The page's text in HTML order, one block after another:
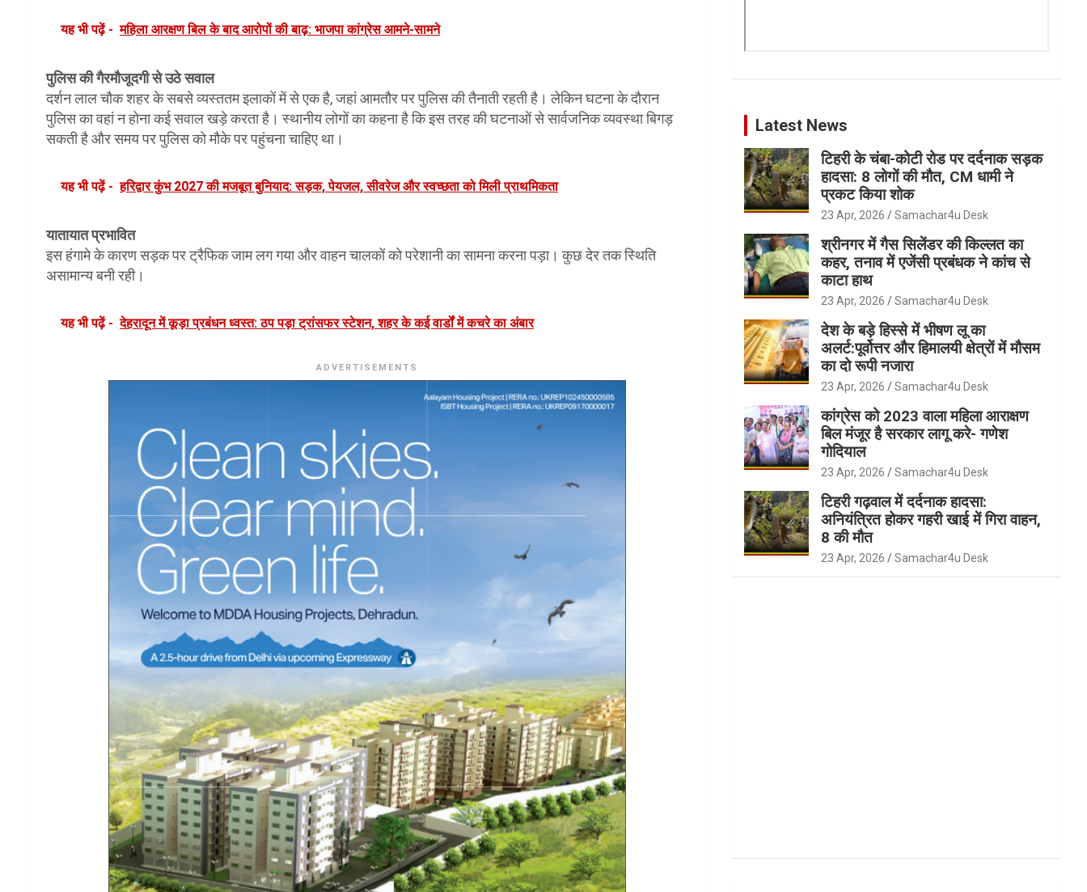
यह भी पढ़ें - महिला आरक्षण बिल के बाद आरोपों की बाढ़: भाजपा कांग्रेस आमने-सामने
पुलिस की गैरमौजूदगी से उठे सवाल
दर्शन लाल चौक शहर के सबसे व्यस्ततम इलाकों में से एक है, जहां आमतौर पर पुलिस की तैनाती रहती है। लेकिन घटना के दौरान
पुलिस का वहां न होना कई सवाल खड़े करता है। स्थानीय लोगों का कहना है कि इस तरह की घटनाओं से सार्वजनिक व्यवस्था बिगड़
सकती है और समय पर पुलिस को मौके पर पहुंचना चाहिए था।
यह भी पढ़ें - हरिद्वार कुंभ 2027 की मजबूत बुनियाद: सड़क, पेयजल, सीवरेज और स्वच्छता को मिली प्राथमिकता
यातायात प्रभावित
इस हंगामे के कारण सड़क पर ट्रैफिक जाम लग गया और वाहन चालकों को परेशानी का सामना करना पड़ा। कुछ देर तक स्थिति
असामान्य बनी रही।
यह भी पढ़ें - देहरादून में कूड़ा प्रबंधन ध्वस्त: ठप पड़ा ट्रांसफर स्टेशन, शहर के कई वार्डों में कचरे का अंबार
ADVERTISEMENTS
Latest News
टिहरी के चंबा-कोटी रोड पर दर्दनाक सड़क
हादसा: 8 लोगों की मौत, CM धामी ने
प्रकट किया शोक
23 Apr, 2026 Samachar4u Desk
श्रीनगर में गैस सिलेंडर की किल्लत का
कहर, तनाव में एजेंसी प्रबंधक ने कांच से
काटा हाथ
23 Apr, 2026 Samachar4u Desk
देश के बड़े हिस्से में भीषण लू का
अलर्ट:पूर्वोत्तर और हिमालयी क्षेत्रों में मौसम
का दो रूपी नजारा
23 Apr, 2026 Samachar4u Desk
कांग्रेस को 2023 वाला महिला आराक्षण
बिल मंजूर है सरकार लागू करे- गणेश
गोदियाल
23 Apr, 2026 Samachar4u Desk
टिहरी गढ़वाल में दर्दनाक हादसा:
अनियंत्रित होकर गहरी खाई में गिरा वाहन,
8 की मौत
23 Apr, 2026 Samachar4u Desk